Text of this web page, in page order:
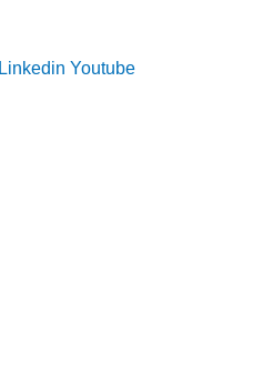
Linkedin Youtube